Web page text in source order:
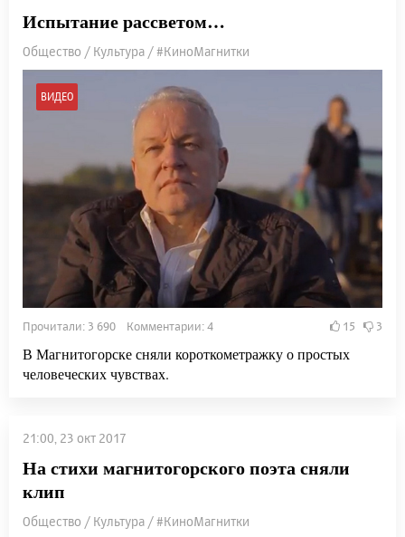
Испытание рассветом…
Общество / Культура / #КиноМагнитки
ВИДЕО
Прочитали: 3 690 Комментарии: 4 15 3
В Магнитогорске сняли короткометражку о простых
человеческих чувствах.
21:00, 23 окт 2017
На стихи магнитогорского поэта сняли
клип
Общество / Культура / #КиноМагнитки